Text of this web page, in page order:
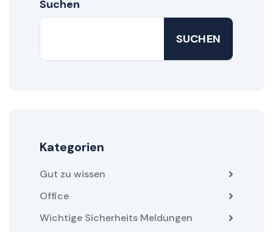
Suchen
SUCHEN
Kategorien
Gut zu wissen
Office
Wichtige Sicherheits Meldungen